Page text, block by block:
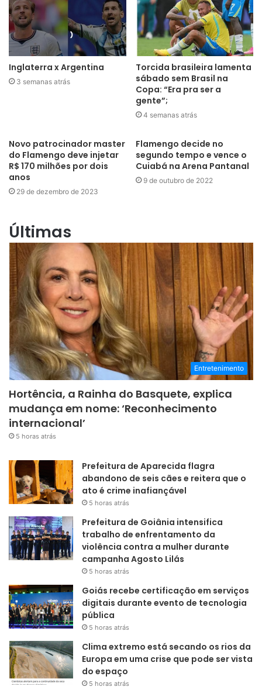
Inglaterra x Argentina
3 semanas atrás
Torcida brasileira lamenta
sábado sem Brasil na
Copa: “Era pra ser a
gente”;
4 semanas atrás
Novo patrocinador master
do Flamengo deve injetar
R$ 170 milhões por dois
anos
29 de dezembro de 2023
Flamengo decide no
segundo tempo e vence o
Cuiabá na Arena Pantanal
9 de outubro de 2022
Últimas
Entretenimento
Hortência, a Rainha do Basquete, explica
mudança em nome: ‘Reconhecimento
internacional’
5 horas atrás
Prefeitura de Aparecida flagra
abandono de seis cães e reitera que o
ato é crime inafiançável
5 horas atrás
Prefeitura de Goiânia intensifica
trabalho de enfrentamento da
violência contra a mulher durante
campanha Agosto Lilás
5 horas atrás
Goiás recebe certificação em serviços
digitais durante evento de tecnologia
pública
5 horas atrás
Clima extremo está secando os rios da
Europa em uma crise que pode ser vista
do espaço
5 horas atrás